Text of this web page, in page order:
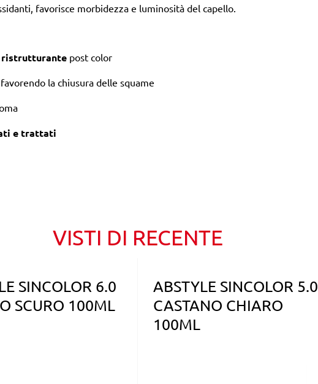
favorisce morbidezza e luminosità del capello.
post color
la chiusura delle squame
e trattati
VISTI DI RECENTE
SINCOLOR 6.0
SCURO 100ML
ABSTYLE SINCOLOR 5.0
CASTANO CHIARO
100ML